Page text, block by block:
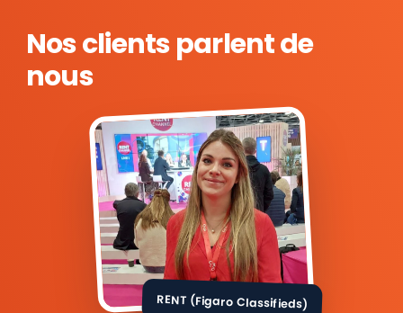
Nos clients parlent de
nous
RENT (Figaro Classifieds)